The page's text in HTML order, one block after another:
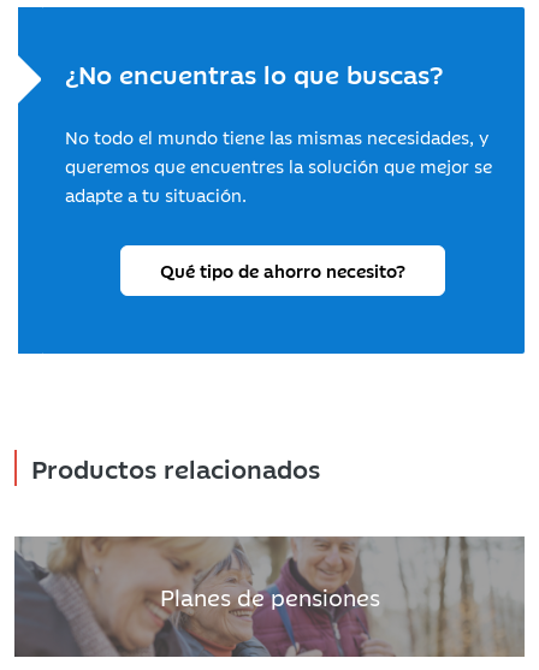
¿No encuentras lo que buscas?
No todo el mundo tiene las mismas necesidades, y
queremos que encuentres la solución que mejor se
adapte a tu situación.
Qué tipo de ahorro necesito?
Productos relacionados
Planes de pensiones